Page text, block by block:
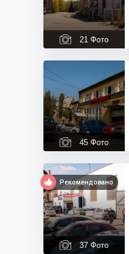
21 Фото
45 Фото
Рекомендовано
37 Фото